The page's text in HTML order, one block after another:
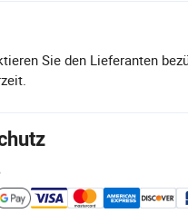
Sie den Lieferanten